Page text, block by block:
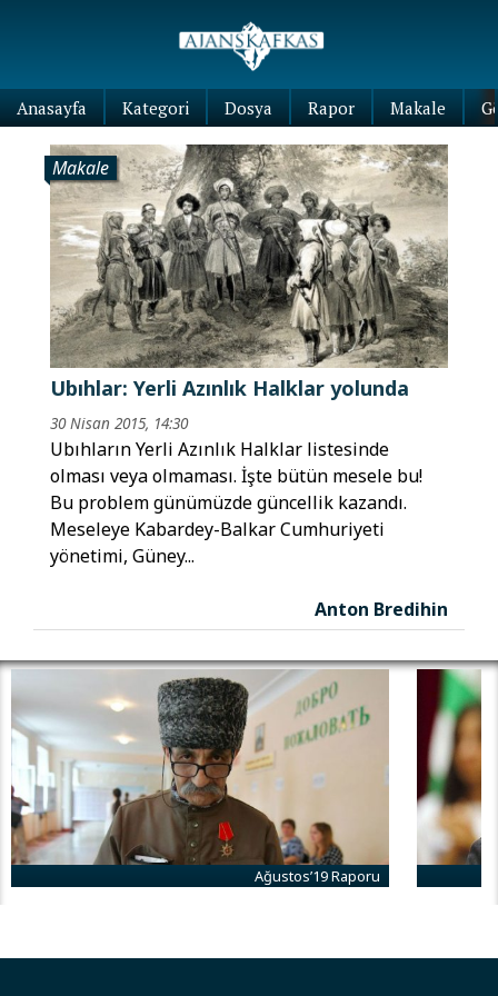
Anasayfa Kategori Dosya Rapor Makale
Makale
Ubıhlar: Yerli Azınlık Halklar yolunda
30 Nisan 2015, 14:30
Ubıhların Yerli Azınlık Halklar listesinde
olması veya olmaması. İşte bütün mesele bu!
Bu problem günümüzde güncellik kazandı.
Meseleye Kabardey-Balkar Cumhuriyeti
yönetimi, Güney...
Anton Bredihin
Ağustos’19 Raporu